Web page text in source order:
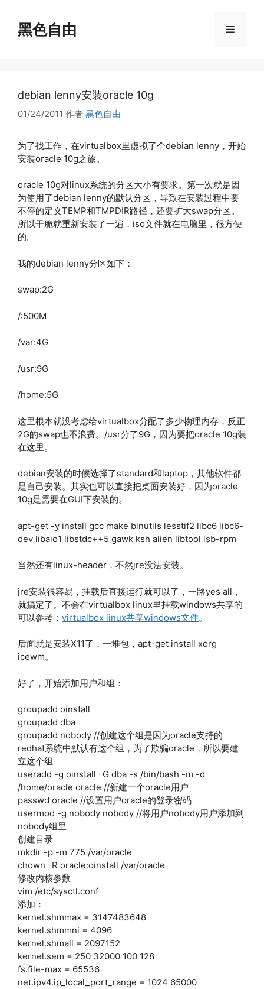
黑色自由 菜
debian lenny安装oracle 10g
01/24/2011 作者 黑色自由
为了找工作，在virtualbox里虚拟了个debian lenny，开始
安装oracle 10g之旅。
oracle 10g对linux系统的分区大小有要求。第一次就是因
为使用了debian lenny的默认分区，导致在安装过程中要
不停的定义TEMP和TMPDIR路径，还要扩大swap分区。
所以干脆就重新安装了一遍，iso文件就在电脑里，很方便
的。
我的debian lenny分区如下：
swap:2G
/:500M
/var:4G
/usr:9G
/home:5G
这里根本就没考虑给virtualbox分配了多少物理内存，反正
2G的swap也不浪费。/usr分了9G，因为要把oracle 10g装
在这里。
debian安装的时候选择了standard和laptop，其他软件都
是自己安装。其实也可以直接把桌面安装好，因为oracle
10g是需要在GUI下安装的。
apt-get -y install gcc make binutils lesstif2 libc6 libc6-
dev libaio1 libstdc++5 gawk ksh alien libtool lsb-rpm
当然还有linux-header，不然jre没法安装。
jre安装很容易，挂载后直接运行就可以了，一路yes all，
就搞定了。不会在virtualbox linux里挂载windows共享的
可以参考： virtualbox linux共享windows文件。
后面就是安装X11了，一堆包，apt-get install xorg
icewm。
好了，开始添加用户和组：
groupadd oinstall
groupadd dba
groupadd nobody //创建这个组是因为oracle支持的
redhat系统中默认有这个组，为了欺骗oracle，所以要建
立这个组
useradd -g oinstall -G dba -s /bin/bash -m -d
/home/oracle oracle //新建一个oracle用户
passwd oracle //设置用户oracle的登录密码
usermod -g nobody nobody //将用户nobody用户添加到
nobody组里
创建目录
mkdir -p -m 775 /var/oracle
chown -R oracle:oinstall /var/oracle
修改内核参数
vim /etc/sysctl.conf
添加：
kernel.shmmax = 3147483648
kernel.shmmni = 4096
kernel.shmall = 2097152
kernel.sem = 250 32000 100 128
fs.file-max = 65536
net.ipv4.ip_local_port_range = 1024 65000